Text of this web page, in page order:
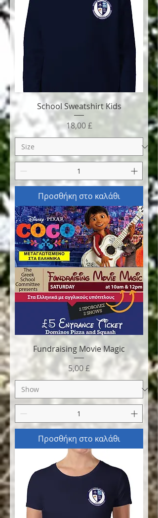
School Sweatshirt Kids
Τιμή
18,00 £
Προσθήκη στο καλάθι
Fundraising Movie Magic
Τιμή
5,00 £
Προσθήκη στο καλάθι